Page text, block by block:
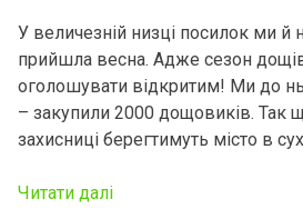
У величезній низці посилок ми й
прийшла весна. Адже сезон
оголошувати відкритим! Ми до
– закупили 2000 дощовиків. Так
захисниці берегтимуть місто в
Читати далі